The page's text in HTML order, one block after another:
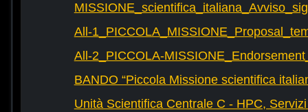
All-
All-2_PICCOLA-
BANDO “Piccola Missione scientifica
Unità Scientifica Centrale C - HPC,